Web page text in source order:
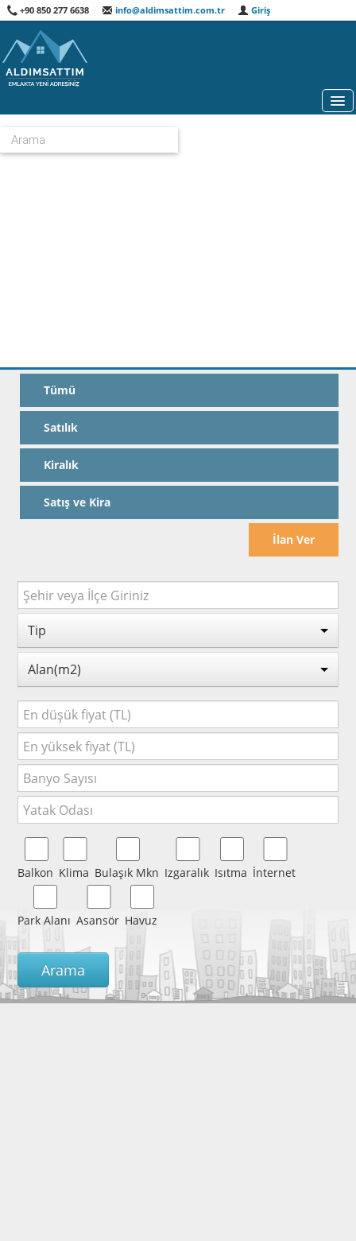
+90 850 277 6638 info@aldimsattim.com.tr Giriş
Tümü
Satılık
Kiralık
Satış ve Kira
İlan Ver
Tip
Alan(m2)
Balkon Klima Bulaşık Mkn Izgaralık Isıtma İnternet
Park Alanı Asansör Havuz
Arama